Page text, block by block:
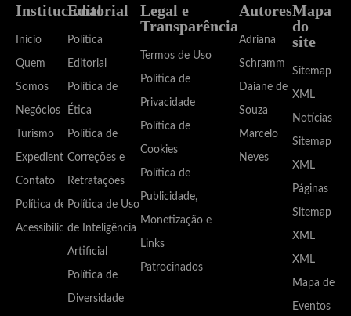
Institucional
Início
Quem
Somos
Negócios
Turismo
Expediente
Contato
Política de
Acessibilidade
Editorial
Política
Editorial
Política de
Ética
Política de
Correções e
Retratações
Política de Uso
de Inteligência
Artificial
Política de
Diversidade
Legal e
Transparência
Termos de Uso
Política de
Privacidade
Política de
Cookies
Política de
Publicidade,
Monetização e
Links
Patrocinados
Autores
Adriana
Schramm
Daiane de
Souza
Marcelo
Neves
Mapa
do
site
Sitemap
XML
Notícias
Sitemap
XML
Páginas
Sitemap
XML
XML
Mapa de
Eventos